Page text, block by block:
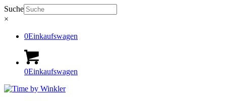
Suche
×
0Einkaufswagen
0Einkaufswagen